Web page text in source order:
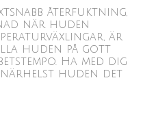
återfuktning,
när huden
är
huden på gott
Ha med dig
närhelst huden det